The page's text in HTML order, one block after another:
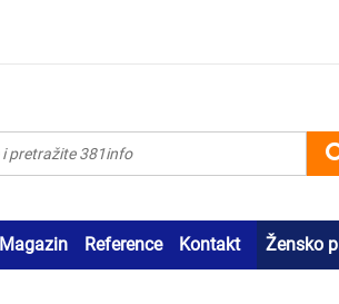
Magazin Reference Kontakt Žensko